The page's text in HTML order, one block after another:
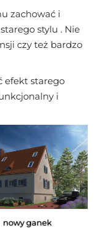
zachować i
stylu . Nie
czy też bardzo
efekt starego
i
nowy ganek